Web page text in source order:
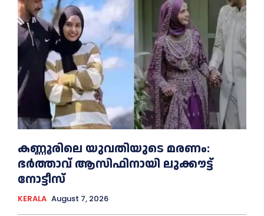
കണ്ണൂരിലെ യുവതിയുടെ മരണം:
ഭര്‍ത്താവ് ആസിഫിനായി ലുക്കൗട്ട്
നോട്ടീസ്
KERALA August 7, 2026